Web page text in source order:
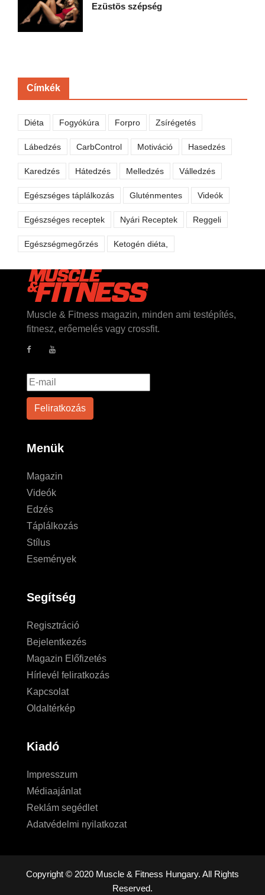
Ezüstös szépség
Címkék
Diéta Fogyókúra Forpro Zsírégetés
Lábedzés CarbControl Motiváció Hasedzés
Karedzés Hátedzés Melledzés Válledzés
Egészséges táplálkozás Gluténmentes Videók
Egészséges receptek Nyári Receptek Reggeli
Egészségmegőrzés Ketogén diéta,
Muscle & Fitness magazin, minden ami testépítés,
fitnesz, erőemelés vagy crossfit.
Menük
Magazin
Videók
Edzés
Táplálkozás
Stílus
Események
Segítség
Regisztráció
Bejelentkezés
Magazin Előfizetés
Hírlevél feliratkozás
Kapcsolat
Oldaltérkép
Kiadó
Impresszum
Médiaajánlat
Reklám segédlet
Adatvédelmi nyilatkozat
Copyright © 2020 Muscle & Fitness Hungary. All Rights
Reserved.